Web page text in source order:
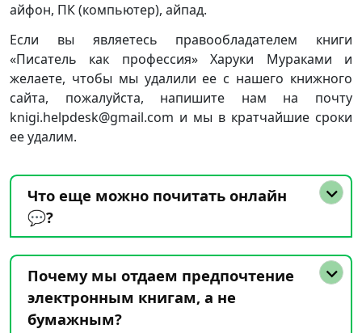
айфон, ПК (компьютер), айпад.
Если вы являетесь правообладателем книги
«Писатель как профессия» Харуки Мураками и
желаете, чтобы мы удалили ее с нашего книжного
сайта, пожалуйста, напишите нам на почту
knigi.helpdesk@gmail.com и мы в кратчайшие сроки
ее удалим.
Что еще можно почитать онлайн
💬?
Почему мы отдаем предпочтение
электронным книгам, а не
бумажным?